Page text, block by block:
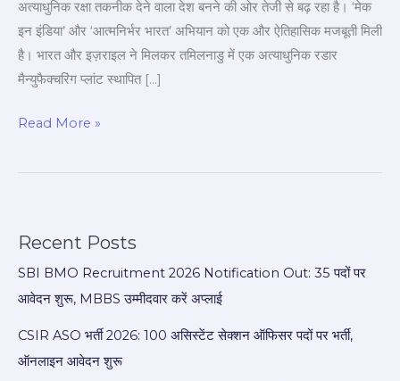
अत्याधुनिक रक्षा तकनीक देने वाला देश बनने की ओर तेजी से बढ़ रहा है। ‘मेक
इन इंडिया’ और ‘आत्मनिर्भर भारत’ अभियान को एक और ऐतिहासिक मजबूती मिली
है। भारत और इज़राइल ने मिलकर तमिलनाडु में एक अत्याधुनिक रडार
मैन्युफैक्चरिंग प्लांट स्थापित […]
हुई
बड़ी
डील!
Read More »
Recent Posts
SBI BMO Recruitment 2026 Notification Out: 35 पदों पर
आवेदन शुरू, MBBS उम्मीदवार करें अप्लाई
CSIR ASO भर्ती 2026: 100 असिस्टेंट सेक्शन ऑफिसर पदों पर भर्ती,
ऑनलाइन आवेदन शुरू